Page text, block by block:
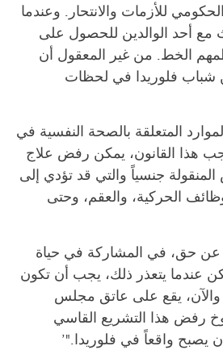
للأزمات والانتحار. وعندما
مع أحد الوالدين للحصول على
الخط. من غير المعقول أن
شباب فلوريدا في لحظات
المتعلقة بالصحة النفسية في
هذا القانون، يمكن رفض علاج
جنسياً والتي قد تؤدي إلى
الحركية، والعقم، وحتى
عن حق، في المشاركة في حياة
عندما يتعذر ذلك، يجب أن تكون
والآن، يقع على عاتق مجلس
رفض هذا التشريع القاسي
يصبح واقعاً في فلوريدا."’